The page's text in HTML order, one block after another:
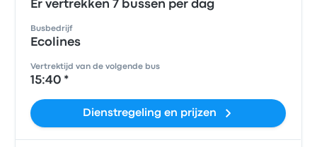
Er vertrekken 7 bussen per dag
Busbedrijf
Ecolines
Vertrektijd van de volgende bus
15:40 *
Dienstregeling en prijzen